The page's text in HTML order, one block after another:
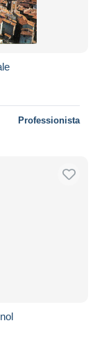
Professionista